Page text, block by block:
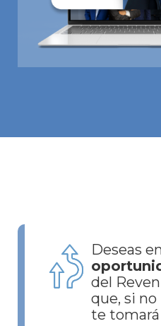
Deseas
del
que, si
te tomará